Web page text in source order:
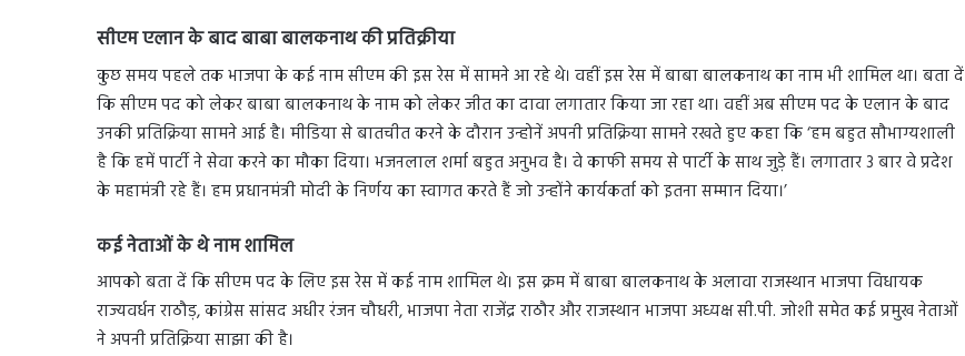
सीएम एलान के बाद बाबा बालकनाथ की प्रतिक्रीया
कुछ समय पहले तक भाजपा के कई नाम सीएम की इस रेस में सामने आ रहे थे। वहीं इस रेस में बाबा बालकनाथ का नाम भी शामिल था। बता दें
कि सीएम पद को लेकर बाबा बालकनाथ के नाम को लेकर जीत का दावा लगातार किया जा रहा था। वहीं अब सीएम पद के एलान के बाद
उनकी प्रतिक्रिया सामने आई है। मीडिया से बातचीत करने के दौरान उन्होनें अपनी प्रतिक्रिया सामने रखते हुए कहा कि ‘हम बहुत सौभाग्यशाली
है कि हमें पार्टी ने सेवा करने का मौका दिया। भजनलाल शर्मा बहुत अनुभव है। वे काफी समय से पार्टी के साथ जुड़े हैं। लगातार 3 बार वे प्रदेश
के महामंत्री रहे हैं। हम प्रधानमंत्री मोदी के निर्णय का स्वागत करते हैं जो उन्होंने कार्यकर्ता को इतना सम्मान दिया।’
कई नेताओं के थे नाम शामिल
आपको बता दें कि सीएम पद के लिए इस रेस में कई नाम शामिल थे। इस क्रम में बाबा बालकनाथ के अलावा राजस्थान भाजपा विधायक
राज्यवर्धन राठौड़, कांग्रेस सांसद अधीर रंजन चौधरी, भाजपा नेता राजेंद्र राठौर और राजस्थान भाजपा अध्यक्ष सी.पी. जोशी समेत कई प्रमुख नेताओं
ने अपनी प्रतिक्रिया साझा की है।